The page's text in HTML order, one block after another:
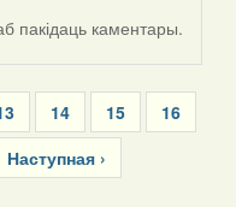
пакідаць каментары.
Page
14 Page
15 Page
16
Next
page
Наступная ›